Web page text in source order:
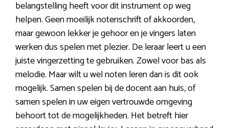
belangstelling heeft voor dit instrument op weg
helpen. Geen moeilijk notenschrift of akkoorden,
maar gewoon lekker je gehoor en je vingers laten
werken dus spelen met plezier. De leraar leert u een
juiste vingerzetting te gebruiken. Zowel voor bas als
melodie. Maar wilt u wel noten leren dan is dit ook
mogelijk. Samen spelen bij de docent aan huis, of
samen spelen in uw eigen vertrouwde omgeving
behoort tot de mogelijkheden. Het betreft hier